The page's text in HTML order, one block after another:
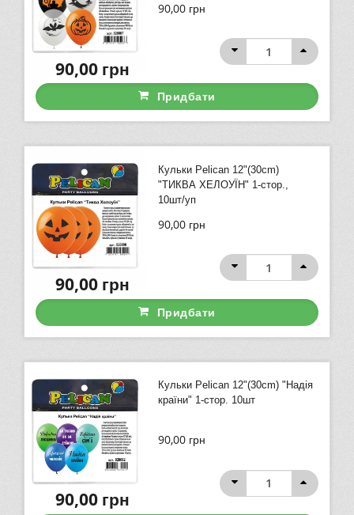
90,00 грн
90,00грн
Придбати
Кульки Pelican 12"(30сm)
"ТИКВА ХЕЛОУЇН" 1-стор.,
10шт/уп
90,00 грн
90,00грн
Придбати
Кульки Pelican 12"(30сm) "Надія
країни" 1-стор. 10шт
90,00 грн
90,00грн